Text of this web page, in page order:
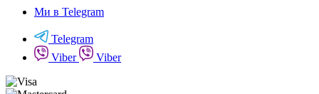
Ми в Telegram
Telegram
Viber
Viber